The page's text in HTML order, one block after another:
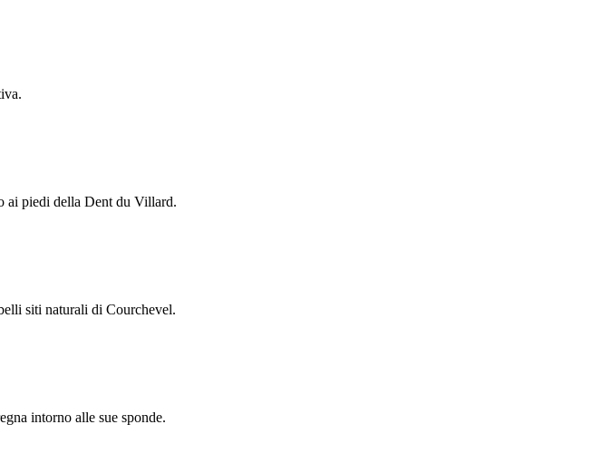
ai piedi della Dent du Villard.
siti naturali di Courchevel.
intorno alle sue sponde.